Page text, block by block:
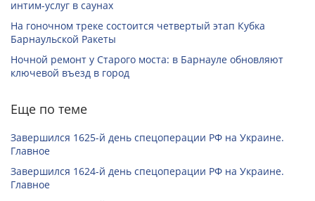
интим-услуг в саунах
На гоночном треке состоится четвертый этап Кубка
Барнаульской Ракеты
Ночной ремонт у Старого моста: в Барнауле обновляют
ключевой въезд в город
Еще по теме
Завершился 1625-й день спецоперации РФ на Украине.
Главное
Завершился 1624-й день спецоперации РФ на Украине.
Главное